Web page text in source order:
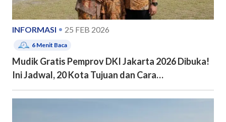
INFORMASI 25 FEB 2026
6 Menit Baca
Mudik Gratis Pemprov DKI Jakarta 2026 Dibuka!
Ini Jadwal, 20 Kota Tujuan dan Cara
Pendaftarannya